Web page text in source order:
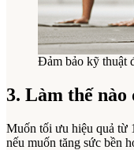
Đảm bảo kỹ thuật
3. Làm thế
Muốn tối ưu hiệu quả từ
nếu muốn tăng sức bền